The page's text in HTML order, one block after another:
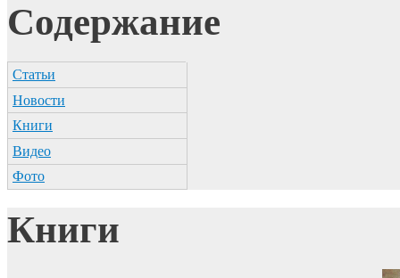
Содержание
Статьи
Новости
Книги
Видео
Фото
Книги